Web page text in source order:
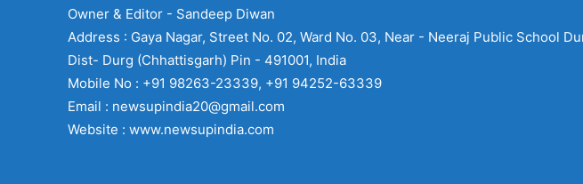
Owner & Editor - Sandeep Diwan
Address : Gaya Nagar, Street No. 02, Ward No. 03, Near - Neeraj Public School
Dist- Durg (Chhattisgarh) Pin - 491001, India
Mobile No : +91 98263-23339, +91 94252-63339
Email : newsupindia20@gmail.com
Website : www.newsupindia.com